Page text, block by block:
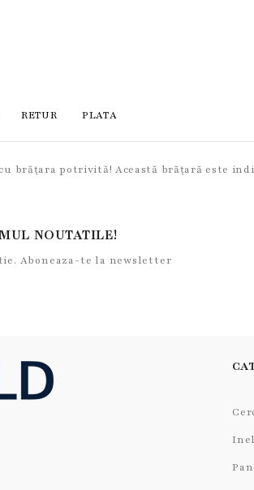
RETUR PLATA
brățara potrivită! Această brățară este
NOUTATILE!
Aboneaza-te la newsletter
Inel